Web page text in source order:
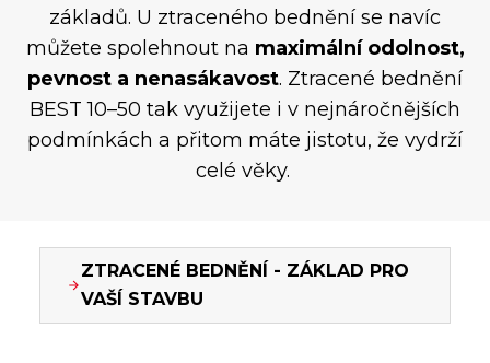
základů. U ztraceného bednění se navíc
můžete spolehnout na maximální odolnost,
pevnost a nenasákavost. Ztracené bednění
BEST 10–50 tak využijete i v nejnáročnějších
podmínkách a přitom máte jistotu, že vydrží
celé věky.
ZTRACENÉ BEDNĚNÍ - ZÁKLAD PRO
VAŠÍ STAVBU